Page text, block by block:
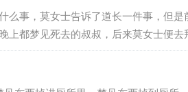
么事，莫女士告诉了道长一件事，但
上都梦见死去的叔叔，后来莫女士便
去找一个…